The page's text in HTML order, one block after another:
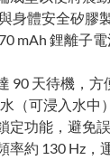
身體安全矽
mAh 鋰離子
90 天待機，方
（可浸入水
定功能，避免
率約 130 Hz，